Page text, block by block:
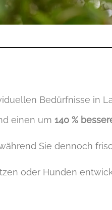
Bedürfnisse in
einen um 140 %
Sie dennoch
oder Hunden